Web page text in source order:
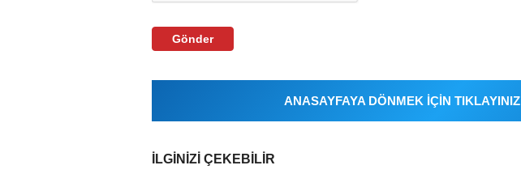
Gönder
ANASAYFAYA DÖNMEK İÇİN TIKLAYINIZ
İLGINIZI ÇEKEBILIR